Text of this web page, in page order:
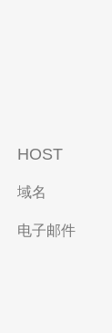
HOST
域名
电子邮件